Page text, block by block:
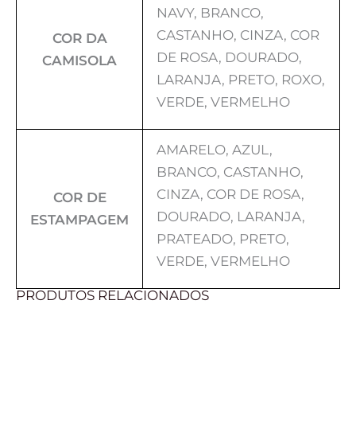
COR DA
CAMISOLA
NAVY, BRANCO,
CASTANHO, CINZA, COR
DE ROSA, DOURADO,
LARANJA, PRETO, ROXO,
VERDE, VERMELHO
COR DE
ESTAMPAGEM
AMARELO, AZUL,
BRANCO, CASTANHO,
CINZA, COR DE ROSA,
DOURADO, LARANJA,
PRATEADO, PRETO,
VERDE, VERMELHO
PRODUTOS RELACIONADOS